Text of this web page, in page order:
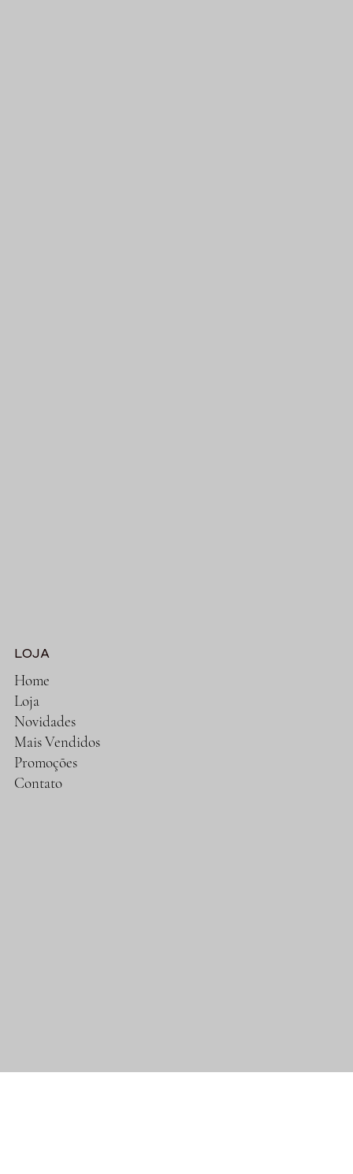
Home
Loja
Novidades
Mais Vendidos
Promoções
Contato
LOJA